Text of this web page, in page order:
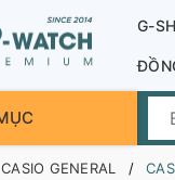
G-
CASIO GENERAL